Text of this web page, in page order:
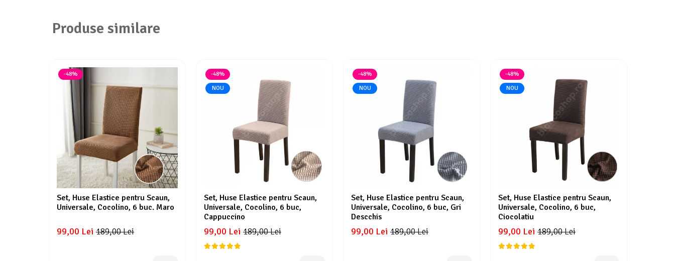
Produse similare
-48%
Set, Huse Elastice pentru Scaun,
Universale, Cocolino, 6 buc. Maro
189,00 Lei
99,00 Lei
-48%
NOU
Set, Huse Elastice pentru Scaun,
Universale, Cocolino, 6 buc,
Cappuccino
189,00 Lei
99,00 Lei
-48%
NOU
Set, Huse Elastice pentru Scaun,
Universale, Cocolino, 6 buc, Gri
Descchis
189,00 Lei
99,00 Lei
-48%
NOU
Set, Huse Elastice pentru Scaun,
Universale, Cocolino, 6 buc,
Ciocolatiu
189,00 Lei
99,00 Lei